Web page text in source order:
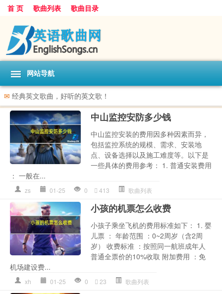
首 页 歌曲列表 歌曲目录
网站导航
✉ 经典英文歌曲，好听的英文歌！
中山监控安防多少钱
中山监控安装的费用因多种因素而异，
包括监控系统的规模、需求、安装地
点、设备选择以及施工难度等。以下是
一些具体的费用参考： 1. 普通安装费用
： 一般在...
zs 01-25 0 413 歌曲列表
小孩的机票怎么收费
小孩子乘坐飞机的费用标准如下： 1. 婴
儿票 ： 年龄范围 ：0~2周岁（含2周
岁） 收费标准 ：按照同一航班成年人
普通全票价的10%收取 附加费用 ：免
机场建设费...
xh 01-25 0 23 歌曲列表